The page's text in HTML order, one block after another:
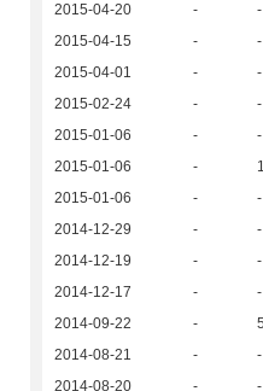
2015-04-20
- -
2015-04-15
- -
2015-04-01
- -
2015-02-24
- -
2015-01-06
- -
2015-01-06
-
2015-01-06
- -
2014-12-29
- -
2014-12-19
- -
2014-12-17
- -
2014-09-22
-
2014-08-21
- -
2014-08-20
- -